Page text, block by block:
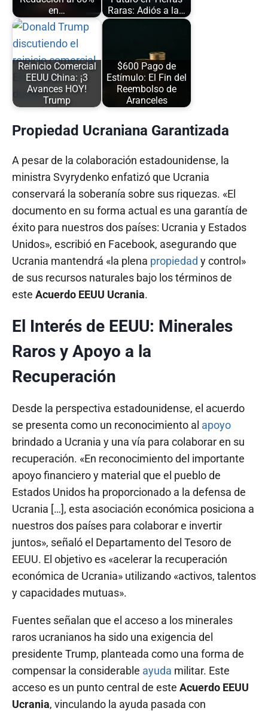
en…
Raras: Adiós a la…
Reinicio Comercial
EEUU China: ¡3
Avances HOY!
Trump
$600 Pago de
Estímulo: El Fin del
Reembolso de
Aranceles
Propiedad Ucraniana Garantizada
A pesar de la colaboración estadounidense, la
ministra Svyrydenko enfatizó que Ucrania
conservará la soberanía sobre sus riquezas. «El
documento en su forma actual es una garantía de
éxito para nuestros dos países: Ucrania y Estados
Unidos», escribió en Facebook, asegurando que
Ucrania mantendrá «la plena propiedad y control»
de sus recursos naturales bajo los términos de
este Acuerdo EEUU Ucrania.
El Interés de EEUU: Minerales
Raros y Apoyo a la
Recuperación
Desde la perspectiva estadounidense, el acuerdo
se presenta como un reconocimiento al apoyo
brindado a Ucrania y una vía para colaborar en su
recuperación. «En reconocimiento del importante
apoyo financiero y material que el pueblo de
Estados Unidos ha proporcionado a la defensa de
Ucrania […], esta asociación económica posiciona a
nuestros dos países para colaborar e invertir
juntos», señaló el Departamento del Tesoro de
EEUU. El objetivo es «acelerar la recuperación
económica de Ucrania» utilizando «activos, talentos
y capacidades mutuas».
Fuentes señalan que el acceso a los minerales
raros ucranianos ha sido una exigencia del
presidente Trump, planteada como una forma de
compensar la considerable ayuda militar. Este
acceso es un punto central de este Acuerdo EEUU
Ucrania, vinculando la ayuda pasada con